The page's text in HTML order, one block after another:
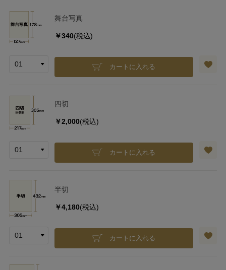
舞台写真
￥340(税込)
カートに入れる
四切
￥2,000(税込)
カートに入れる
半切
￥4,180(税込)
カートに入れる